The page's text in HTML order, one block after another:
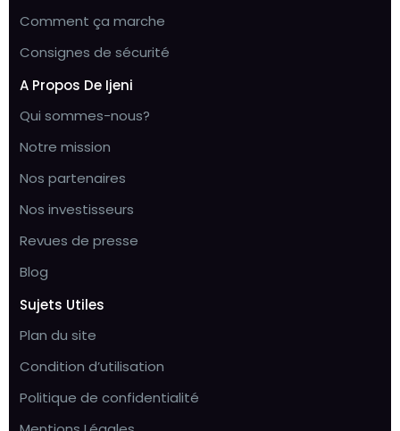
Comment ça marche
Consignes de sécurité
A Propos De Ijeni
Qui sommes-nous?
Notre mission
Nos partenaires
Nos investisseurs
Revues de presse
Blog
Sujets Utiles
Plan du site
Condition d’utilisation
Politique de confidentialité